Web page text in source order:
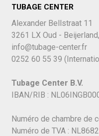
TUBAGE CENTER
Alexander Bellstraat 11
3261 LX Oud -
info@tubage-center.fr
0252 60 55 39
Tubage Center B.V.
IBAN/RIB :
Numéro de chambre de
Numéro de TVA :